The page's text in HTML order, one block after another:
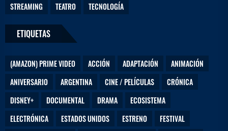
o
STREAMING
TEATRO TECNOLOGÍA
ETIQUETAS
(AMAZON) PRIME VIDEO ACCIÓN ADAPTACIÓN
ANIMACIÓN
ANIVERSARIO
ARGENTINA CINE / PELÍCULAS
CRÓNICA
DISNEY+
DOCUMENTAL DRAMA
ECOSISTEMA
ELECTRÓNICA
ESTADOS UNIDOS ESTRENO
FESTIVAL